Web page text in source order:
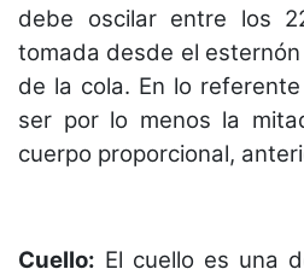
debe oscilar entre los
tomada desde el
de la cola. En lo
ser por lo menos la
cuerpo proporcional,
Cuello: El cuello es una